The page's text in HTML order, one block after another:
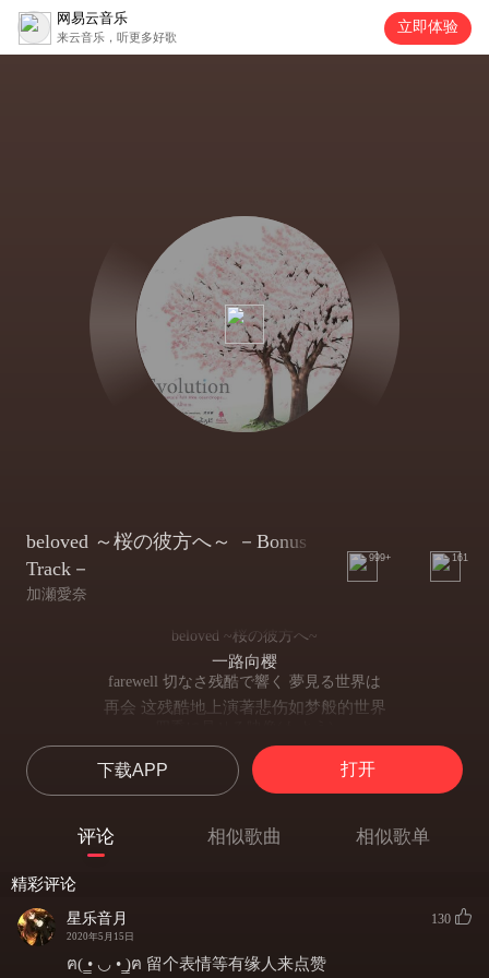
网易云音乐
来云音乐，听更多好歌
立即体验
beloved ～桜の彼方へ～ －Bonus
Track－
加瀬愛奈
999+ 161
beloved ~桜の彼方へ~
一路向樱
farewell 切なさ残酷で響く 夢見る世界は
再会 这残酷地上演著悲伤如梦般的世界
就如同四季一边变化著
相愛不変 虚像
不变的相爱的幻像
这追求真心一心一意的挚爱
三月(やよい)だけしか 感じとれない花
只有在暮春三月才能感受到的花朵
咲き乱れてた 四季の仕草に 張り裂けそうな心を
下载APP 打开
评论 相似歌曲 相似歌单
精彩评论
星乐音月
2020年5月15日
130
ฅ( ̳• ◡ • ̳)ฅ 留个表情等有缘人来点赞